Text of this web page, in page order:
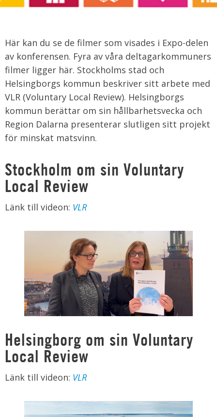
Här kan du se de filmer som visades i Expo-delen
av konferensen. Fyra av våra deltagarkommuners
filmer ligger här. Stockholms stad och
Helsingborgs kommun beskriver sitt arbete med
VLR (Voluntary Local Review). Helsingborgs
kommun berättar om sin hållbarhetsvecka och
Region Dalarna presenterar slutligen sitt projekt
för minskat matsvinn.
Stockholm om sin Voluntary
Local Review
Länk till videon: VLR
Helsingborg om sin Voluntary
Local Review
Länk till videon: VLR